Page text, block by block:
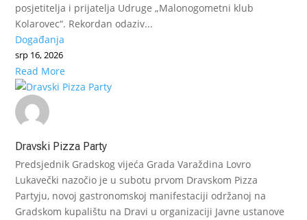
posjetitelja i prijatelja Udruge „Malonogometni klub
Kolarovec“. Rekordan odaziv...
Događanja
srp 16, 2026
Read More
Dravski Pizza Party
Predsjednik Gradskog vijeća Grada Varaždina Lovro
Lukavečki nazočio je u subotu prvom Dravskom Pizza
Partyju, novoj gastronomskoj manifestaciji održanoj na
Gradskom kupalištu na Dravi u organizaciji Javne ustanove